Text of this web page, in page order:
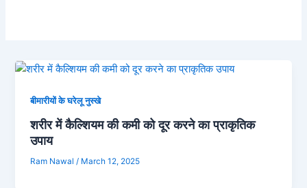
बीमारीयों के घरेलू नुस्खे
शरीर में कैल्शियम की कमी को दूर करने का प्राकृतिक
उपाय
Ram Nawal / March 12, 2025